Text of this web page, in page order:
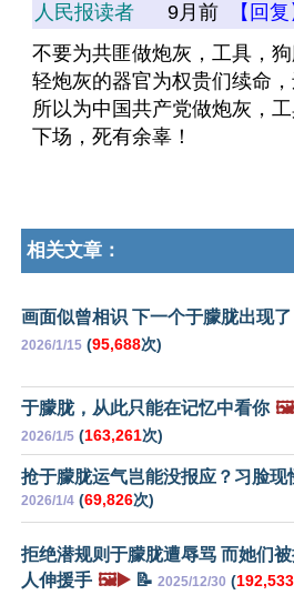
人民报读者 9月前
【回复
不要为共匪做炮灰，工具，
轻炮灰的器官为权贵们续命，
所以为中国共产党做炮灰，
下场，死有余辜！
相关文章：
画面似曾相识 下一个于朦胧出现了
2026/1/15 (95,688次)
于朦胧，从此只能在记忆中看你
2026/1/5 (163,261次)
抢于朦胧运气岂能没报应？习脸现
2026/1/4 (69,826次)
拒绝潜规则于朦胧遭辱骂 而她们
人伸援手 🖼️▶️ 📝 2025/12/30 (192,533